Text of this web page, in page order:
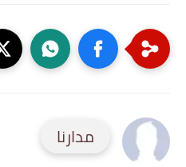
مدارنا